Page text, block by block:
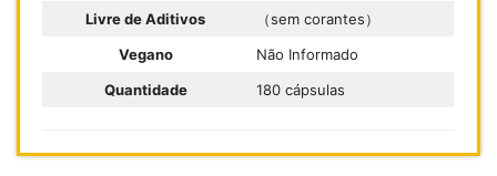
Livre de Aditivos
（sem corantes）
Vegano
Não Informado
Quantidade
180 cápsulas